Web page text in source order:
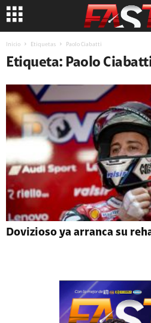
Inicio Etiquetas Paolo Ciabatti
Etiqueta: Paolo
Dovizioso ya arranca su